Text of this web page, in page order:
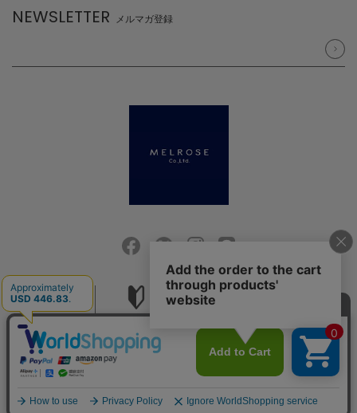
NEWSLETTER メルマガ登録
会社概要 採用情報 お問い合せ
ご利用規約 特定商取引法に基づく表記
COPYRIGHT (C) MELROSE CO.,LTD.ALL RIGHTS RESERVED.